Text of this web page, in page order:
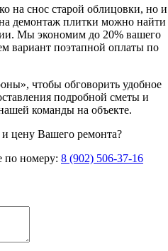
на снос старой облицовки, но и
демонтаж плитки можно найти
Мы экономим до 20% вашего
вариант поэтапной оплаты по
чтобы обговорить удобное
подробной сметы и
команды на объекте.
и цену Вашего ремонта?
по номеру: 8 (902) 506-37-16